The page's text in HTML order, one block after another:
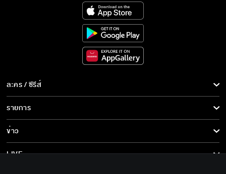
แกเอาเครื่องซักผ้าเฮงซวยมาหลอกขายลูกสาวฉัน
ใครใช้ให้เธอเอาเงินไปซื้อเครื่องซักผ้า
ละคร / ซีรีส์
ละคร/ซีรีส์
ซีรีส์นานาชาติ
การ์ตูน & เกม
รายการ
รายการทั้งหมด
ข่าว
ข่าวทั้งหมด
LIVE